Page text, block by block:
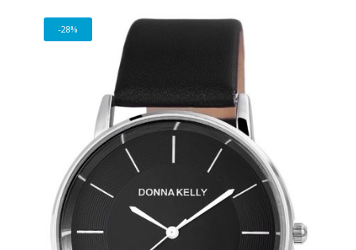
8
925 Ft.
7
-28%